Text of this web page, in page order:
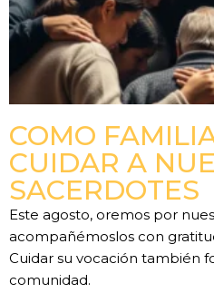
COMO
CUIDAR A
SACERDOTES
Este agosto, oremos por
acompañémoslos con
Cuidar su vocación también
comunidad.